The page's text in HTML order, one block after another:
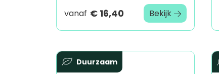
vanaf € 16,40 Bekijk
Duurzaam